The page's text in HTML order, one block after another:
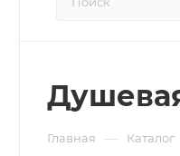
Главная — Каталог